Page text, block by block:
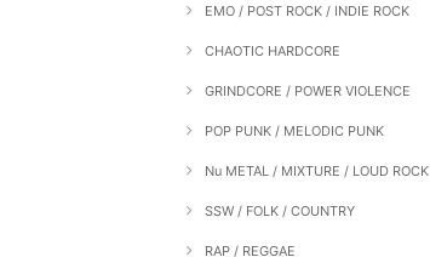
EMO / POST ROCK / INDIE ROCK
CHAOTIC HARDCORE
GRINDCORE / POWER VIOLENCE
POP PUNK / MELODIC PUNK
Nu METAL / MIXTURE / LOUD ROCK
SSW / FOLK / COUNTRY
RAP / REGGAE